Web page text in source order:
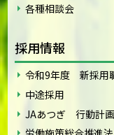
各種相談会
採用情報
令和9年度 新採用
中途採用
JAあつぎ 行動計画